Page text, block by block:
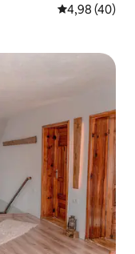
4,98 av 5 i
4,98 (40)